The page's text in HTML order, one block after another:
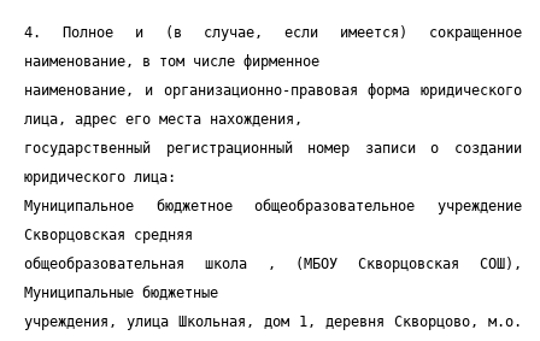
4. Полное и (в случае, если имеется) сокращенное
наименование, в том числе фирменное
наименование, и организационно-правовая форма юридического
лица, адрес его места нахождения,
государственный регистрационный номер записи о создании
юридического лица:
Муниципальное бюджетное общеобразовательное учреждение
Скворцовская средняя
общеобразовательная школа , (МБОУ Скворцовская СОШ),
Муниципальные бюджетные
учреждения, улица Школьная, дом 1, деревня Скворцово, м.о.